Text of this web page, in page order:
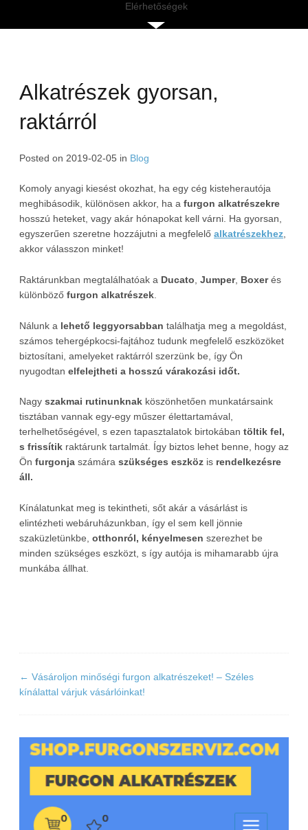
Alkatrészek gyorsan,
raktárról
Posted on 2019-02-05 in Blog
Komoly anyagi kiesést okozhat, ha egy cég kisteherautója
meghibásodik, különösen akkor, ha a furgon alkatrészekre
hosszú heteket, vagy akár hónapokat kell várni. Ha gyorsan,
egyszerűen szeretne hozzájutni a megfelelő alkatrészekhez,
akkor válasszon minket!
Raktárunkban megtalálhatóak a Ducato Jumper, Boxerés
különböző furgon alkatrészek
Nálunk a lehető leggyorsabban találhatja meg a megoldást,
számos tehergépkocsi-fajtához tudunk megfelelő eszközöket
biztosítani, amelyeket raktárról szerzünk be, így Ön
nyugodtan elfelejtheti a hosszú várakozási időt.
Nagy szakmai rutinunknak köszönhetően munkatársaink
tisztában vannak egy-egy műszer élettartamával,
terhelhetőségével, s ezen tapasztalatok birtokában töltik fel,
s frissítik raktárunk tartalmát. Így biztos lehet benne, hogy az
Ön furgonja számára szükséges eszköz is rendelkezésre
áll.
Kínálatunkat meg is tekintheti, sőt akár a vásárlást is
elintézheti webáruházunkban, így el sem kell jönnie
szaküzletünkbe, otthonról, kényelmesen szerezhet be
minden szükséges eszközt, s így autója is mihamarabb újra
munkába állhat.
← Vásároljon minőségi furgon alkatrészeket! – Széles
kínálattal várjuk vásárlóinkat!
Elérhetőségek